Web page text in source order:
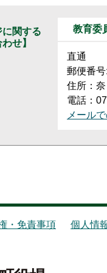
に関する
せ】
教育委
直通
郵便番
住所：
電話：
メール
・免責事項 個人情